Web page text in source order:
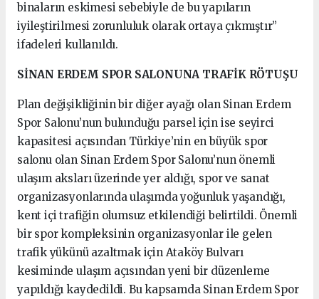
binaların eskimesi sebebiyle de bu yapıların
iyileştirilmesi zorunluluk olarak ortaya çıkmıştır”
ifadeleri kullanıldı.
SİNAN ERDEM SPOR SALONUNA TRAFİK RÖTUŞU
Plan değişikliğinin bir diğer ayağı olan Sinan Erdem
Spor Salonu’nun bulunduğu parsel için ise seyirci
kapasitesi açısından Türkiye’nin en büyük spor
salonu olan Sinan Erdem Spor Salonu’nun önemli
ulaşım aksları üzerinde yer aldığı, spor ve sanat
organizasyonlarında ulaşımda yoğunluk yaşandığı,
kent içi trafiğin olumsuz etkilendiği belirtildi. Önemli
bir spor kompleksinin organizasyonlar ile gelen
trafik yükünü azaltmak için Ataköy Bulvarı
kesiminde ulaşım açısından yeni bir düzenleme
yapıldığı kaydedildi. Bu kapsamda Sinan Erdem Spor